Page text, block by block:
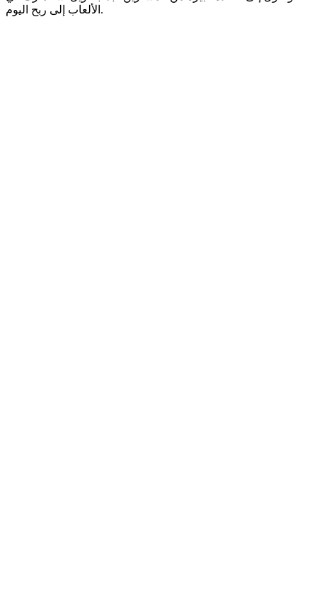
الألعاب إلى ربح اليوم.